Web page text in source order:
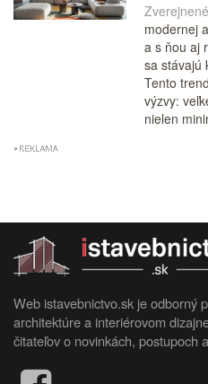
modernej
a s ňou aj
sa stávajú
Tento
výzvy:
nielen
Web istavebnictvo.sk je odborný
architektúre a interiérovom
čitateľov o novinkách, postupoch